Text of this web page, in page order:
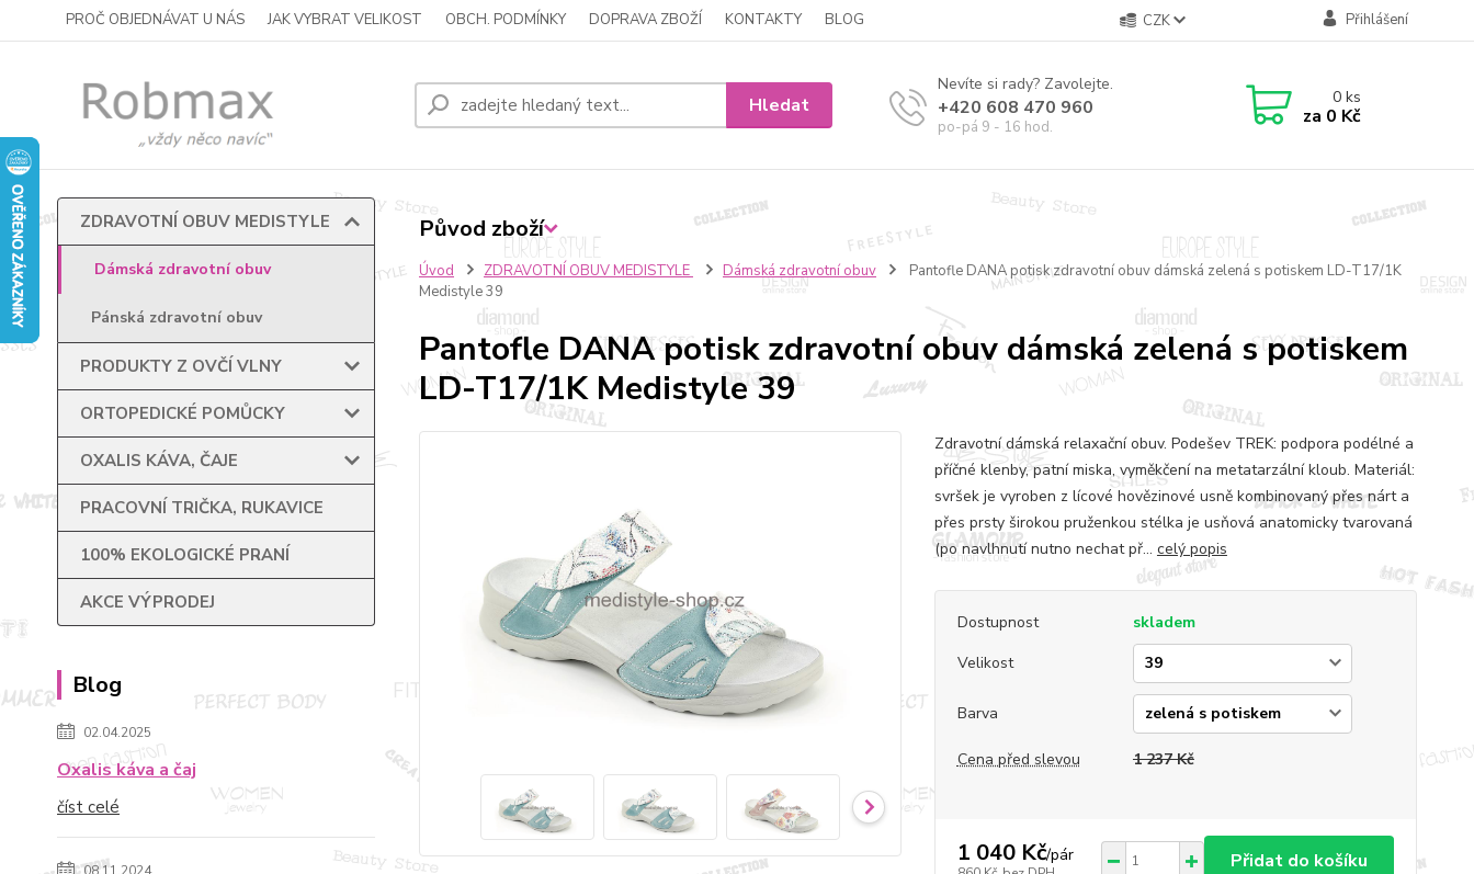
PROČ OBJEDNÁVAT U NÁS JAK VYBRAT VELIKOST OBCH. PODMÍNKY DOPRAVA ZBOŽÍ KONTAKTY BLOG CZK Přihlášení
Hledat
Nevíte si rady? Zavolejte.
+420 608 470 960
po-pá 9 - 16 hod.
0ks
za 0 Kč
ZDRAVOTNÍ OBUV MEDISTYLE
Dámská zdravotní obuv
Pánská zdravotní obuv
PRODUKTY Z OVČÍ VLNY
ORTOPEDICKÉ POMŮCKY
OXALIS KÁVA, ČAJE
PRACOVNÍ TRIČKA, RUKAVICE
100% EKOLOGICKÉ PRANÍ
AKCE VÝPRODEJ
Blog
02.04.2025
Oxalis káva a čaj
číst celé
Úvod ZDRAVOTNÍ OBUV MEDISTYLE Dámská zdravotní obuv
Pantofle DANA potisk zdravotní obuv dámská zelená s potiskem LD-T17/1K
Medistyle 39
Pantofle DANA potisk zdravotní obuv dámská zelená s potiskem
LD-T17/1K Medistyle 39
Zdravotní dámská relaxační obuv. Podešev TREK: podpora podélné a
příčné klenby, patní miska, vyměkčení na metatarzální kloub. Materiál:
svršek je vyroben z lícové hovězinové usně kombinovaný přes nárt a
přes prsty širokou pruženkou stélka je usňová anatomicky tvarovaná
(po navlhnutí nutno nechat př... celý popis
Dostupnost
skladem
Velikost
Barva
Cena před slevou 1 237 Kč
1 040 Kč/pár Přidat do košíku
Původ zboží